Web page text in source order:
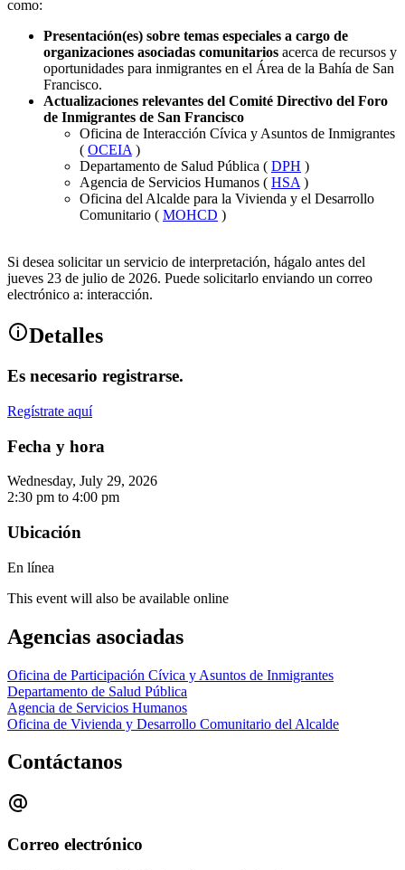
como:
Presentación(es) sobre temas especiales a cargo de
organizaciones asociadas comunitarios acerca de recursos y
oportunidades para inmigrantes en el Área de la Bahía de San
Francisco.
Actualizaciones relevantes del Comité Directivo del Foro
de Inmigrantes de San Francisco
Oficina de Interacción Cívica y Asuntos de Inmigrantes
( OCEIA )
Departamento de Salud Pública ( DPH )
Agencia de Servicios Humanos ( HSA )
Oficina del Alcalde para la Vivienda y el Desarrollo
Comunitario ( MOHCD )
Si desea solicitar un servicio de interpretación, hágalo antes del
jueves 23 de julio de 2026. Puede solicitarlo enviando un correo
electrónico a: interacción.
Detalles
Es necesario registrarse.
Regístrate aquí
Fecha y hora
Wednesday, July 29, 2026
2:30 pm to 4:00 pm
Ubicación
En línea
This event will also be available online
Agencias asociadas
Oficina de Participación Cívica y Asuntos de Inmigrantes
Departamento de Salud Pública
Agencia de Servicios Humanos
Oficina de Vivienda y Desarrollo Comunitario del Alcalde
Contáctanos
Correo electrónico